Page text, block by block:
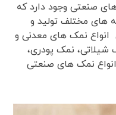
صنعتی وجود دارد که
های مختلف تولید و
انواع نمک های معدنی و
شیلاتی، نمک پودری،
نمک های صنعتی